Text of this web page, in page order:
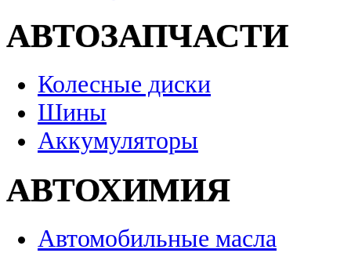
АВТОЗАПЧАСТИ
Колесные диски
Шины
Аккумуляторы
АВТОХИМИЯ
Автомобильные масла